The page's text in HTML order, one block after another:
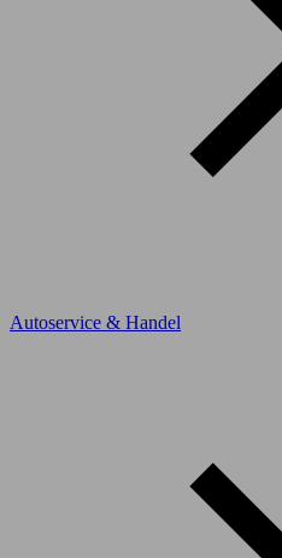
Autoservice & Handel